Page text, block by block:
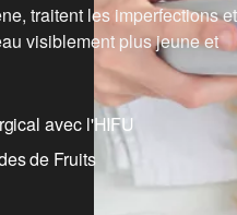
traitent les imperfections et
visiblement plus jeune et
avec l'HIFU
de Fruits